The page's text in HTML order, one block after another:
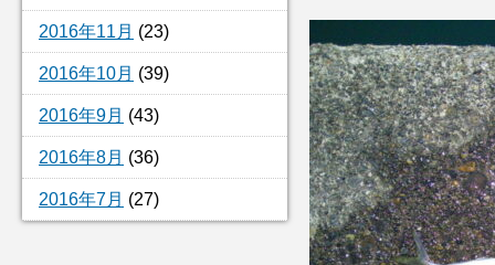
2016年11月 (23)
2016年10月 (39)
2016年9月 (43)
2016年8月 (36)
2016年7月 (27)